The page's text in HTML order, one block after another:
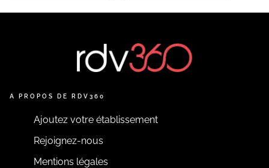
A PROPOS DE RDV360
Ajoutez votre établissement
Rejoignez-nous
Mentions légales